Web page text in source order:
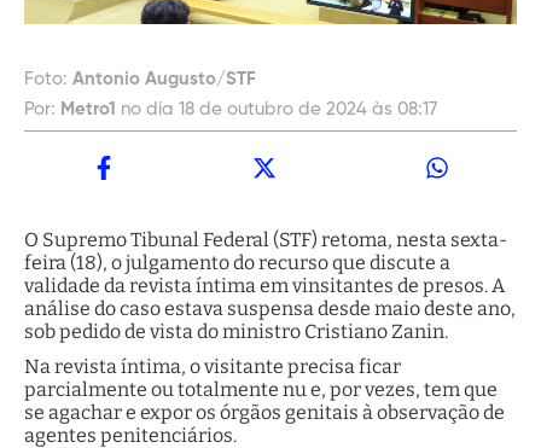
Foto: Antonio Augusto/STF
Por: Metro1 no dia 18 de outubro de 2024 às 08:17
O Supremo Tibunal Federal (STF) retoma, nesta sexta-
feira (18), o julgamento do recurso que discute a
validade da revista íntima em vinsitantes de presos. A
análise do caso estava suspensa desde maio deste ano,
sob pedido de vista do ministro Cristiano Zanin.
Na revista íntima, o visitante precisa ficar
parcialmente ou totalmente nu e, por vezes, tem que
se agachar e expor os órgãos genitais à observação de
agentes penitenciários.